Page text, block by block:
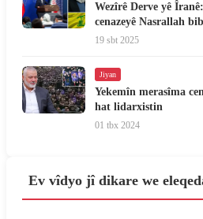
Wezîrê Derve yê
cenazeyê Nasrallah
19 sbt 2025
Jiyan
Yekemîn merasîma
hat lidarxistin
01 tbx 2024
Ev vîdyo jî dikare we